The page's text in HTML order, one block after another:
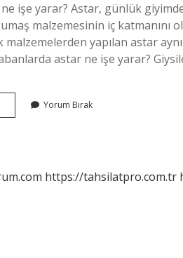
işe yarar? Astar, günlük
malzemesinin iç katmanını
malzemelerden yapılan astar
astar ne işe yarar?
Montlarda
Astar
Yorum Bırak
https://tahsilatpro.com.tr